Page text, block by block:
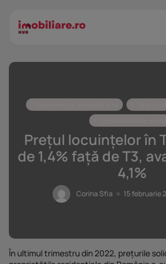
STUDIU Imobiliare.ro:
25 noiembrie 2025
25 noiembrie 2025 9 Min
Prețul locuințelor în
de 1,4% față de T3,
4,1%
Corina Sfia 15 februarie
În ultimul trimestru din 2022, prețurile